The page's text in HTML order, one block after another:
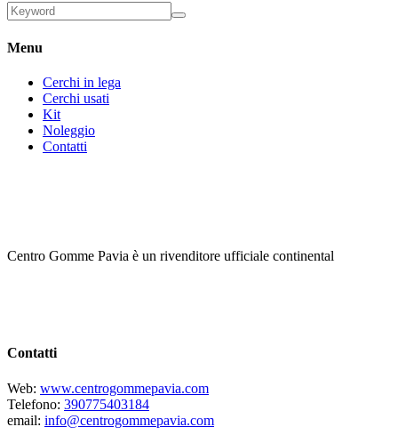
Menu
Cerchi in lega
Cerchi usati
Kit
Noleggio
Contatti
Centro Gomme Pavia è un rivenditore ufficiale continental
Contatti
Web: www.centrogommepavia.com
Telefono: 390775403184
email: info@centrogommepavia.com